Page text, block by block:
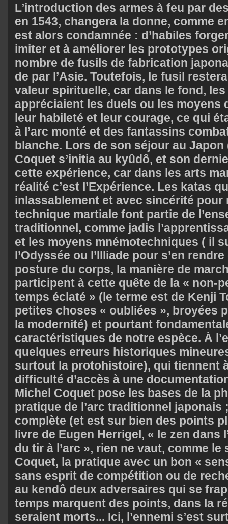
L’introduction des armes à feu par
en 1543, changera la donne, comme
est alors condamnée : d’habiles
imiter et à améliorer les prototypes
nombre de fusils de fabrication
de par l’Asie. Toutefois, le fusil
valeur spirituelle, car dans le fond,
appréciaient les duels ou les moyens
leur habileté et leur courage, ce qui
à l’arc monté et des fantassins
blanche. Lors de son séjour au Japon
Coquet s’initia au kyûdô, et son
cette expérience, car dans les arts
réalité c’est l’Expérience. Les katas
inlassablement et avec sincérité pour
technique martiale font partie de
traditionnel, comme jadis
et les moyens mnémotechniques ( il
l’Odyssée ou l’Illiade pour s’en
posture du corps, la manière de
participent à cette quête de la « non-
temps éclaté » (le terme est de Kenji
petites choses « oubliées », broyées
la modernité) et pourtant
caractéristiques de notre espèce. À
quelques erreurs historiques
surtout la protohistoire), qui tiennent
difficulté d’accès à une
Michel Coquet pose les bases de la
pratique de l’arc traditionnel japonais
complète (et est sur bien des points
livre de Eugen Herrigel, « le zen dans
du tir à l’arc », rien ne vaut, comme le
Coquet, la pratique avec un bon «
sans esprit de compétition ou de
au kendô deux adversaires qui se
temps marquent des points, dans la
seraient morts... Ici, l’ennemi s’est